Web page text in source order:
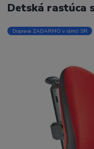
Detská rastúca
Doprava ZADARMO v rámci SR